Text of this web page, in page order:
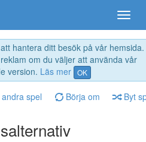
hantera ditt besök på vår hemsida.
om du väljer att använda vår
version. Läs mer OK
spel Börja om Byt